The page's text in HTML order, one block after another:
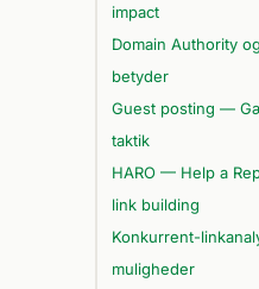
impact
Domain Authority
betyder
Guest posting —
taktik
HARO — Help a
link building
Konkurrent-
muligheder